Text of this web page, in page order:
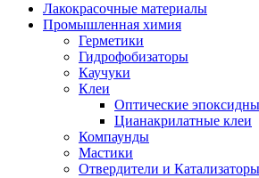
Лакокрасочные материалы
Промышленная химия
Герметики
Гидрофобизаторы
Каучуки
Клеи
Оптические
Цианакрилатные клеи
Компаунды
Мастики
Отвердители и Катализаторы